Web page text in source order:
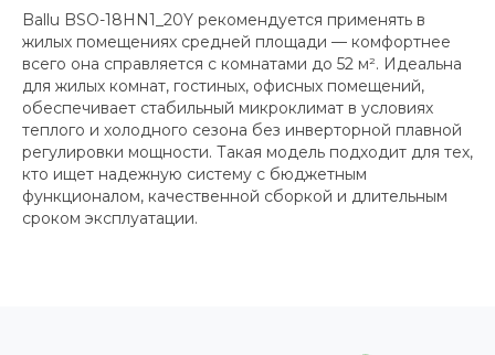
Ballu BSO-18HN1_20Y рекомендуется применять в
жилых помещениях средней площади — комфортнее
всего она справляется с комнатами до 52 м². Идеальна
для жилых комнат, гостиных, офисных помещений,
обеспечивает стабильный микроклимат в условиях
теплого и холодного сезона без инверторной плавной
регулировки мощности. Такая модель подходит для тех,
кто ищет надежную систему с бюджетным
функционалом, качественной сборкой и длительным
сроком эксплуатации.